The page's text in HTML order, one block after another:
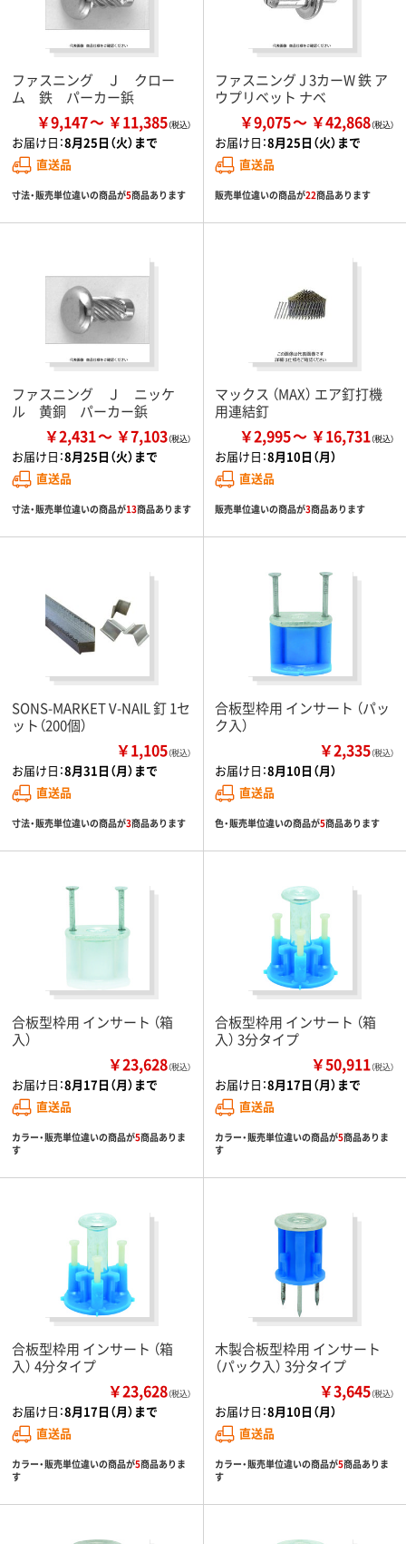
ファスニング Ｊ クロー
ム 鉄 パーカー鋲
￥9,147 ￥11,385
お届け日：8月25日（火）まで
直送品
寸法・販売単位違いの商品が5商品あります
ファスニング J 3カーW 鉄 ア
ウプリベット ナベ
￥9,075 ￥42,868
お届け日：8月25日（火）まで
直送品
販売単位違いの商品が22商品あります
ファスニング Ｊ ニッケ
ル 黄銅 パーカー鋲
￥2,431 ￥7,103
お届け日：8月25日（火）まで
直送品
寸法・販売単位違いの商品が13商品あります
マックス （MAX） エア釘打機
用連結釘
￥2,995 ￥16,731
お届け日：8月10日（月）
直送品
販売単位違いの商品が3商品あります
SONS-MARKET V-NAIL 釘 1セ
ット（200個）
￥1,105（税込）
お届け日：8月31日（月）まで
直送品
寸法・販売単位違いの商品が3商品あります
合板型枠用 インサート （パッ
ク入）
￥2,335（税込）
お届け日：8月10日（月）
直送品
色・販売単位違いの商品が5商品あります
合板型枠用 インサート （箱
入）
￥23,628（税込）
お届け日：8月17日（月）まで
直送品
カラー・販売単位違いの商品が5商品ありま
す
合板型枠用 インサート （箱
入） 3分タイプ
￥50,911（税込）
お届け日：8月17日（月）まで
直送品
カラー・販売単位違いの商品が5商品ありま
す
合板型枠用 インサート （箱
入） 4分タイプ
￥23,628（税込）
お届け日：8月17日（月）まで
直送品
カラー・販売単位違いの商品が5商品ありま
す
木製合板型枠用 インサート
（パック入） 3分タイプ
￥3,645（税込）
お届け日：8月10日（月）
直送品
カラー・販売単位違いの商品が5商品ありま
す